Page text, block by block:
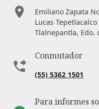
Emiliano Zapata
Lucas Tepetlacalco
Tlalnepantla, Edo.
Conmutador
(55) 5362 1501
Para informes